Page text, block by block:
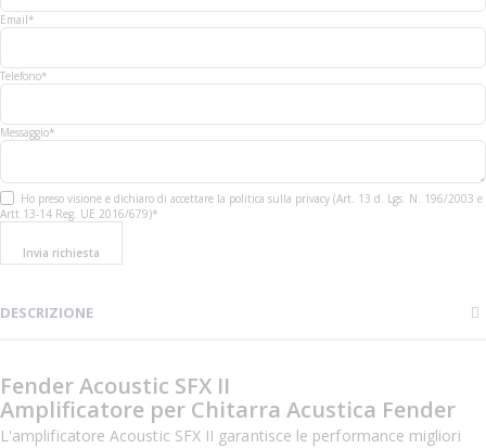
Email*
Telefono*
Messaggio*
Ho preso visione e dichiaro di accettare la politica sulla privacy (Art. 13 d. Lgs. N. 196/2003 e
Artt 13-14 Reg. UE 2016/679)*
Invia richiesta
DESCRIZIONE
Fender Acoustic SFX II
Amplificatore per Chitarra Acustica Fender
L'amplificatore Acoustic SFX II garantisce le performance migliori